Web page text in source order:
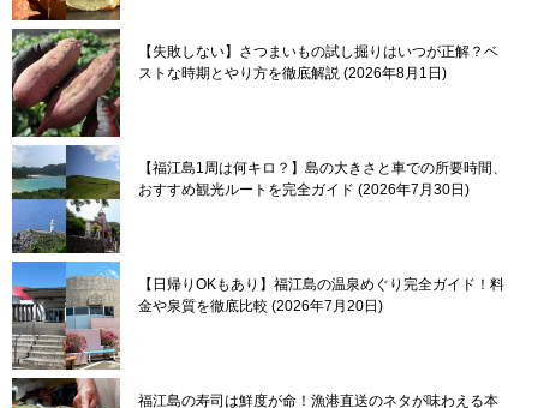
【失敗しない】さつまいもの試し掘りはいつが正解？ベ
ストな時期とやり方を徹底解説 2026年8月1日
【福江島1周は何キロ？】島の大きさと車での所要時間、
おすすめ観光ルートを完全ガイド 2026年7月30日
【日帰りOKもあり】福江島の温泉めぐり完全ガイド！料
金や泉質を徹底比較 2026年7月20日
福江島の寿司は鮮度が命！漁港直送のネタが味わえる本